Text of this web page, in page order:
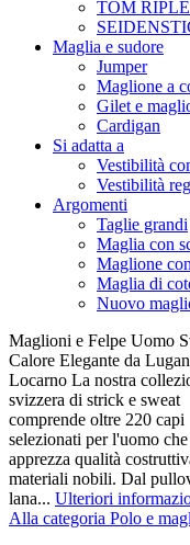
TOM
Maglia e sudore
Jumper
Maglione a
Gilet e
Cardigan
Si adatta a
Vestibilità
Vestibilità
Argomenti
Taglie grandi
Maglia con
Maglione
Maglia di
Nuovo
Maglioni e Felpe Uomo
Calore Elegante da
Locarno La nostra
svizzera di strick e sweat
comprende oltre 220 capi
selezionati per l'uomo che
apprezza qualità
materiali nobili. Dal
lana... Ulteriori
Alla categoria Polo e